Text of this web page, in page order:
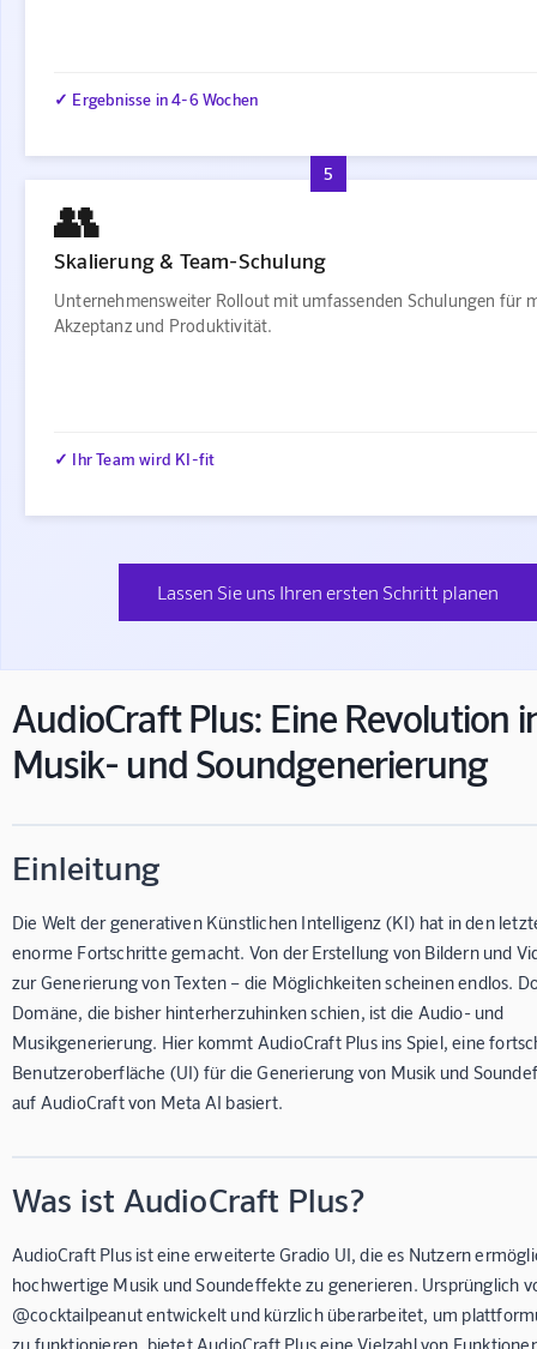
✓ Ergebnisse in 4-6 Wochen
5
👥
Skalierung & Team-Schulung
Unternehmensweiter Rollout mit umfassenden Schulungen für
Akzeptanz und Produktivität.
✓ Ihr Team wird KI-fit
Lassen Sie uns Ihren ersten Schritt planen
AudioCraft Plus: Eine Revolution
Musik- und Soundgenerierung
Einleitung
Die Welt der generativen Künstlichen Intelligenz (KI) hat in den
enorme Fortschritte gemacht. Von der Erstellung von Bildern und
zur Generierung von Texten – die Möglichkeiten scheinen endlos.
Domäne, die bisher hinterherzuhinken schien, ist die Audio- und
Musikgenerierung. Hier kommt AudioCraft Plus ins Spiel, eine
Benutzeroberfläche (UI) für die Generierung von Musik und
auf AudioCraft von Meta AI basiert.
Was ist AudioCraft Plus?
AudioCraft Plus ist eine erweiterte Gradio UI, die es Nutzern
hochwertige Musik und Soundeffekte zu generieren. Ursprünglich
@cocktailpeanut entwickelt und kürzlich überarbeitet, um
zu funktionieren, bietet AudioCraft Plus eine Vielzahl von